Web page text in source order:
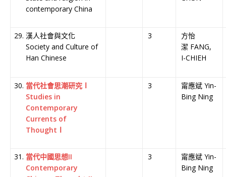
contemporary China
漢人社會與文化
Society and Culture of
Han Chinese
3
方怡
潔 FANG,
I-CHIEH
當代社會思潮研究Ⅰ
Studies in
Contemporary
Currents of
ThoughtⅠ
3
甯應斌 Yin-
Bing Ning
當代中國思想II
Contemporary
3
甯應斌 Yin-
Bing Ning